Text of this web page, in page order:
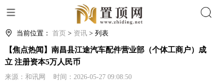
当前位置： 首页 > 资讯 > 列表
【焦点热闻】南昌县江途汽车配件营业部（个体工商户）成
立 注册资本5万人民币
来源：和讯网 时间：2026-05-27 09:08:50